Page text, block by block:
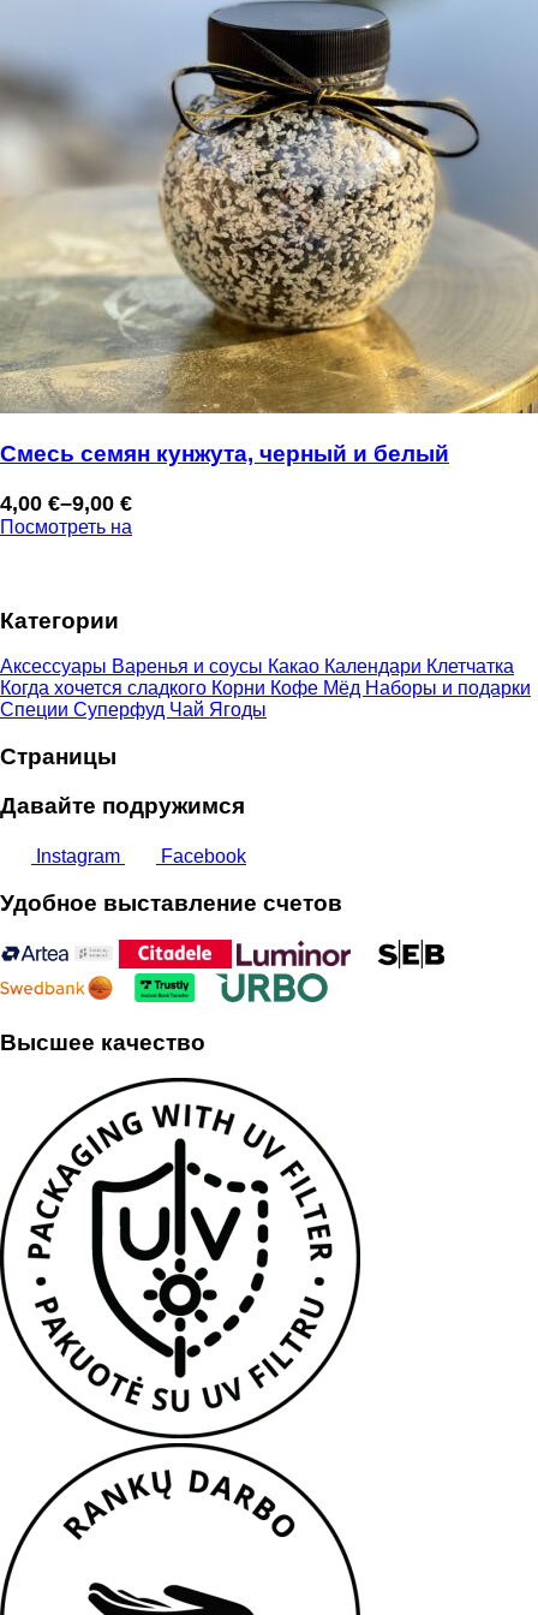
Смесь семян кунжута, черный и белый
4,00 €–9,00 €
Диапазон
цен:
9,00 €
Посмотреть на
Категории
Аксессуары Варенья и соусы Какао Календари Клетчатка
Когда хочется сладкого Корни Кофе Мёд Наборы и подарки
Специи Суперфуд Чай Ягоды
Страницы
Давайте подружимся
Instagram Facebook
Удобное выставление счетов
Высшее качество